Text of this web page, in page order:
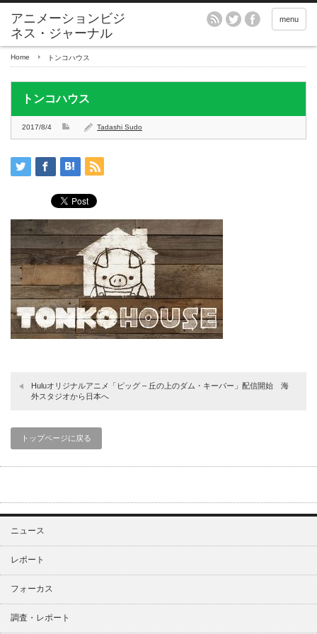
アニメーションビジ
ネス・ジャーナル
menu
Home トンコハウス
トンコハウス
2017/8/4 Tadashi Sudo
Huluオリジナルアニメ「ピッグ – 丘の上のダム・キーパー」配信開始 海
外スタジオから日本へ
トップページに戻る
ニュース
レポート
フォーカス
調査・レポート